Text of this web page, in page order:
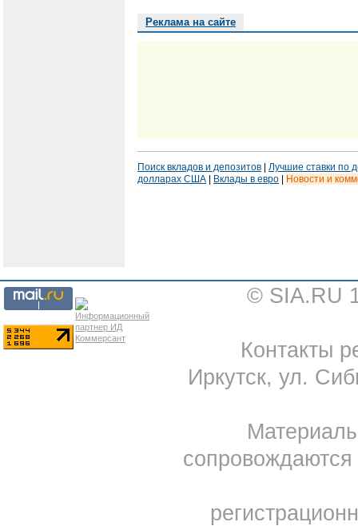
Реклама на сайте
Поиск вкладов и депозитов
Лучшие ставки по
долларах США
Вклады в евро Новости и
© SIA.RU
Контакты
Иркутск, ул.